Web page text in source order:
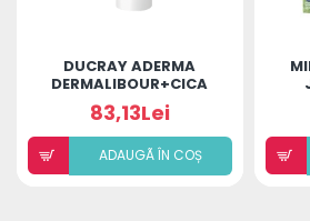
DUCRAY ADERMA
DERMALIBOUR+CICA
GEL SPUMANT 200ML
83,13Lei
ADAUGÃ ÎN COȘ